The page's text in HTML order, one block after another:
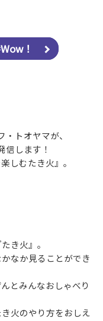
！
トオヤマが、
信します！
しむたき火』。
き火』。
なか見ることができ
とみんなおしゃべり
火のやり方をおしえ